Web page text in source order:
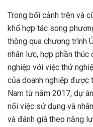
Trong bối cảnh trên và
khổ hợp tác song
thông qua chương trình
nhân lực, hợp phần
nghiệp với việc thử
của doanh nghiệp được
Nam từ năm 2017, dự
nối việc sử dụng và
và đánh giá theo năng